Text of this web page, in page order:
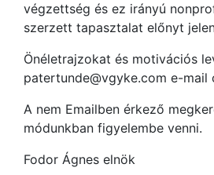
végzettség és ez irányú
szerzett tapasztalat előnyt
Önéletrajzokat és motivációs
patertunde@vgyke.com e-mail
A nem Emailben érkező
módunkban figyelembe venni.
Fodor Ágnes elnök